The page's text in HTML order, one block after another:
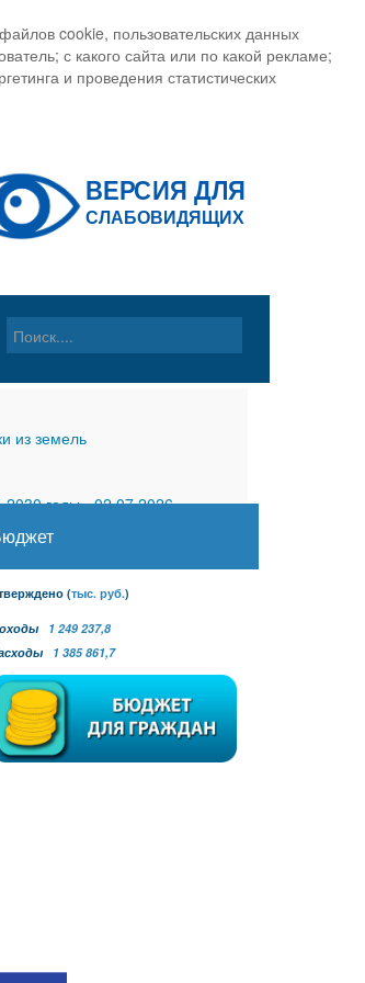
cookie, пользовательских данных
с какого сайта или по какой рекламе;
и проведения статистических
из земель
2030 годы-02.07.2026
(тыс. руб.)
1 249 237,8
1 385 861,7